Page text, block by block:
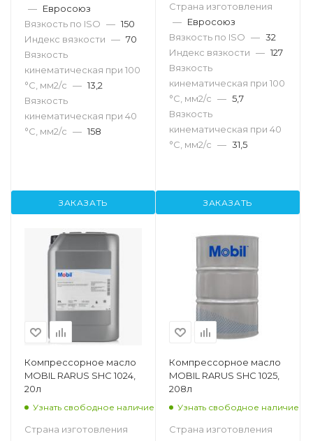
— Евросоюз
Вязкость по ISO — 150
Индекс вязкости — 70
Вязкость
кинематическая при 100
°С, мм2/с — 13,2
Вязкость
кинематическая при 40
°С, мм2/с — 158
ЗАКАЗАТЬ
Страна изготовления
— Евросоюз
Вязкость по ISO — 32
Индекс вязкости — 127
Вязкость
кинематическая при 100
°С, мм2/с — 5,7
Вязкость
кинематическая при 40
°С, мм2/с — 31,5
ЗАКАЗАТЬ
Компрессорное масло
MOBIL RARUS SHC 1024,
20л
Узнать свободное наличие
Страна изготовления
Компрессорное масло
MOBIL RARUS SHC 1025,
208л
Узнать свободное наличие
Страна изготовления